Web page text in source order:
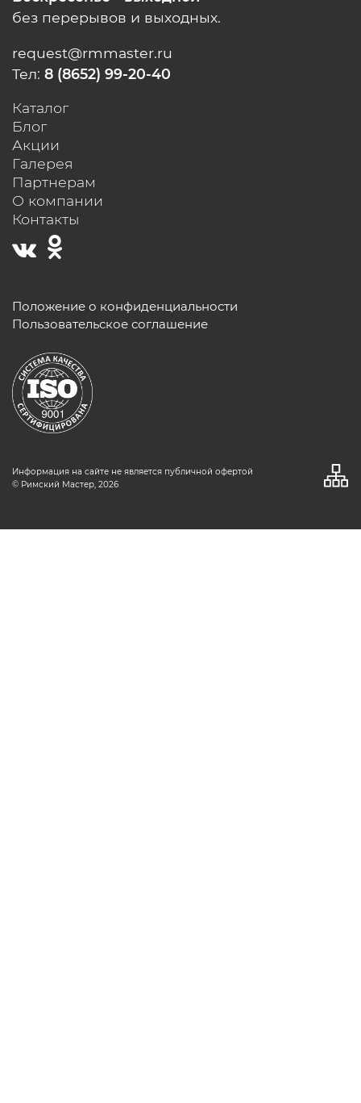
без перерывов и выходных.
request@rmmaster.ru
Тел: 8 (8652) 99-20-40
Каталог
Блог
Акции
Галерея
Партнерам
О компании
Контакты
Положение о конфиденциальности
Пользовательское соглашение
Информация на сайте не является публичной офертой
© Римский Мастер, 2026